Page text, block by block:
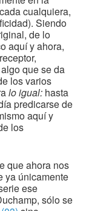
cualquiera,
Siendo
de lo
y ahora,
que se da
los varios
lo igual: hasta
predicarse de
aquí y
los
que ahora nos
ya únicamente
ese
sólo se